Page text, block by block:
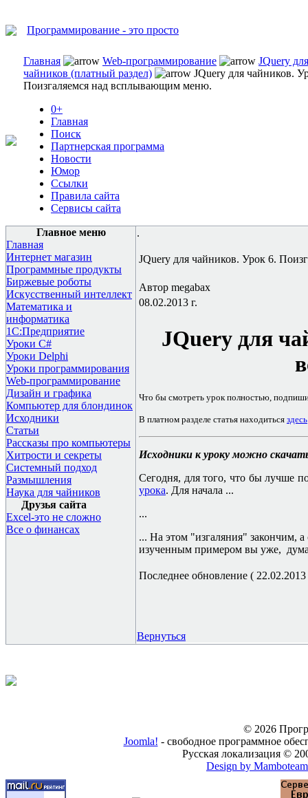
Программирование - это просто
Главная Web-программирование
JQuery для
чайников (платный раздел)
JQuery для чайников.
Поизгаляемся над всплывающим меню.
0+
Главная
Поиск
Партнерская программа
Новости
Юмор
Ссылки
Правила сайта
Сервисы сайта
Главное меню
Главная
Интернет магазин
Программные продукты
Биржевые роботы
Искусственный интеллект
Математика и
информатика
1С:Предприятие
Уроки C#
Уроки Delphi
Уроки программирования
Web-программирование
Дизайн и графика
Компьютер для блондинок
Исходники
Статьи
Рассказы про компьютеры
Хитрости и секреты
Системный подход
Размышления
Наука для чайников
Друзья сайта
Excel-это не сложно
Все о финансах
.
JQuery для чайников. Урок 6.
Автор megabax
08.02.2013 г.
JQuery для
Что бы смотреть урок полностью,
В платном разделе статья находиться здесь
Исходники к уроку можно
Сегодня, для того, что бы лучше
урока. Для начала ...
...
... На этом "изгаляния" закончим,
изученным примером вы уже,
Последнее обновление ( 22.02.2013
Вернуться
© 2026
Joomla! - свободное программное
Русская локализация ©
Design by